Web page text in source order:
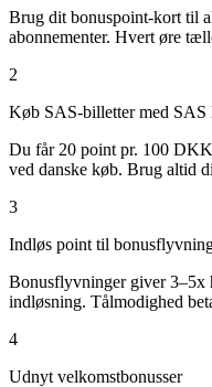
Brug dit bonuspoint-kort til
abonnementer. Hvert øre
2
Køb SAS-billetter med SAS
Du får 20 point pr. 100
ved danske køb. Brug altid
3
Indløs point til
Bonusflyvninger giver 3–5x
indløsning. Tålmodighed
4
Udnyt velkomstbonusser